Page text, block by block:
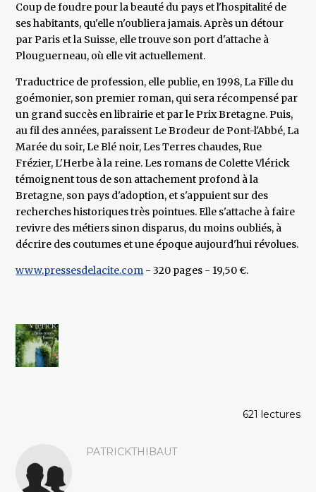
Coup de foudre pour la beauté du pays et l'hospitalité de
ses habitants, qu'elle n'oubliera jamais. Après un détour
par Paris et la Suisse, elle trouve son port d'attache à
Plouguerneau, où elle vit actuellement.
Traductrice de profession, elle publie, en 1998, La Fille du
goémonier, son premier roman, qui sera récompensé par
un grand succès en librairie et par le Prix Bretagne. Puis,
au fil des années, paraissent Le Brodeur de Pont-l'Abbé, La
Marée du soir, Le Blé noir, Les Terres chaudes, Rue
Frézier, L'Herbe à la reine. Les romans de Colette Vlérick
témoignent tous de son attachement profond à la
Bretagne, son pays d'adoption, et s'appuient sur des
recherches historiques très pointues. Elle s'attache à faire
revivre des métiers sinon disparus, du moins oubliés, à
décrire des coutumes et une époque aujourd'hui révolues.
www.pressesdelacite.com - 320 pages - 19,50 €.
621 lectures
PATRICKTHIBAUT